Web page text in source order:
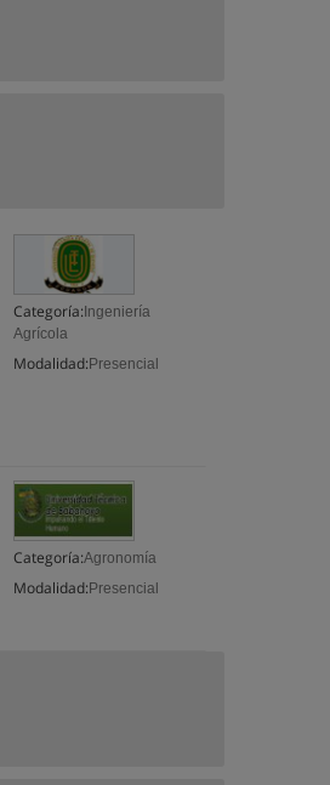
Categoría: Ingeniería
Agrícola
Modalidad: Presencial
Categoría:Agronomía
Modalidad: Presencial